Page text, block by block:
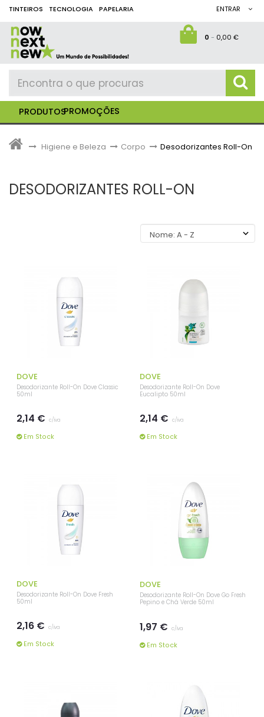
TINTEIROS TECNOLOGIA PAPELARIA ENTRAR
0- 0,00 €
PRODUTOSPROMOÇÕES
> Higiene e Beleza > Corpo > Desodorizantes Roll-On
DESODORIZANTES ROLL-ON
DOVE
Desodorizante Roll-On Dove Classic
50ml
2,14 € c/iva
Em Stock
DOVE
Desodorizante Roll-On Dove
Eucalipto 50ml
2,14 € c/iva
Em Stock
DOVE
Desodorizante Roll-On Dove Fresh
50ml
2,16 € c/iva
Em Stock
DOVE
Desodorizante Roll-On Dove Go Fresh
Pepino e Chá Verde 50ml
1,97 € c/iva
Em Stock